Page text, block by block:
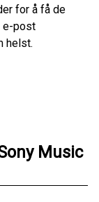
for å få de
e-post
helst.
Music